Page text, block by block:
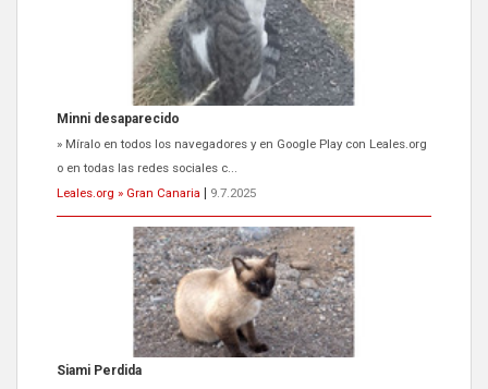
Minni desaparecido
» Míralo en todos los navegadores y en Google Play con Leales.org
o en todas las redes sociales c...
Leales.org » Gran Canaria
9.7.2025
Siami Perdida